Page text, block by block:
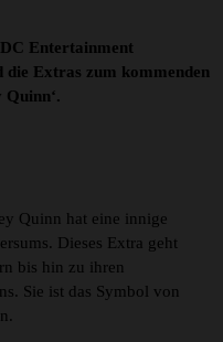
Entertainment
die Extras zum kommenden
Quinn hat eine innige
Dieses Extra geht
bis hin zu ihren
Sie ist das Symbol von